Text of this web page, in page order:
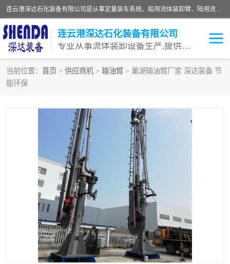
连云港深达石化装备有限公司是从事定量装车系统、船用流体装卸臂、陆用流体装卸臂（鹤管）、活动梯、钢构平台等全系列流体装卸设备的设计、制造、销售以及服务的专业供应商。公司始终以客户为中心，密切跟踪国内外油气储运及装卸设备先进技术的发展，以先进的技术、优质的产品、一流的服务，满足客户需求。
连云港深达石化装备有限公司
专业从事流体装卸设备生产,提供全面解决方案，生产与定制服务
当前位置： 首页 > 供应商机 > 输油臂 > 巢湖输油臂厂家 深达装备 节
能环保
鹤管
LNG鹤管
潜油泵鹤管
流体装卸臂 输油臂
撬装鹤管 汽车鹤管
火车鹤管